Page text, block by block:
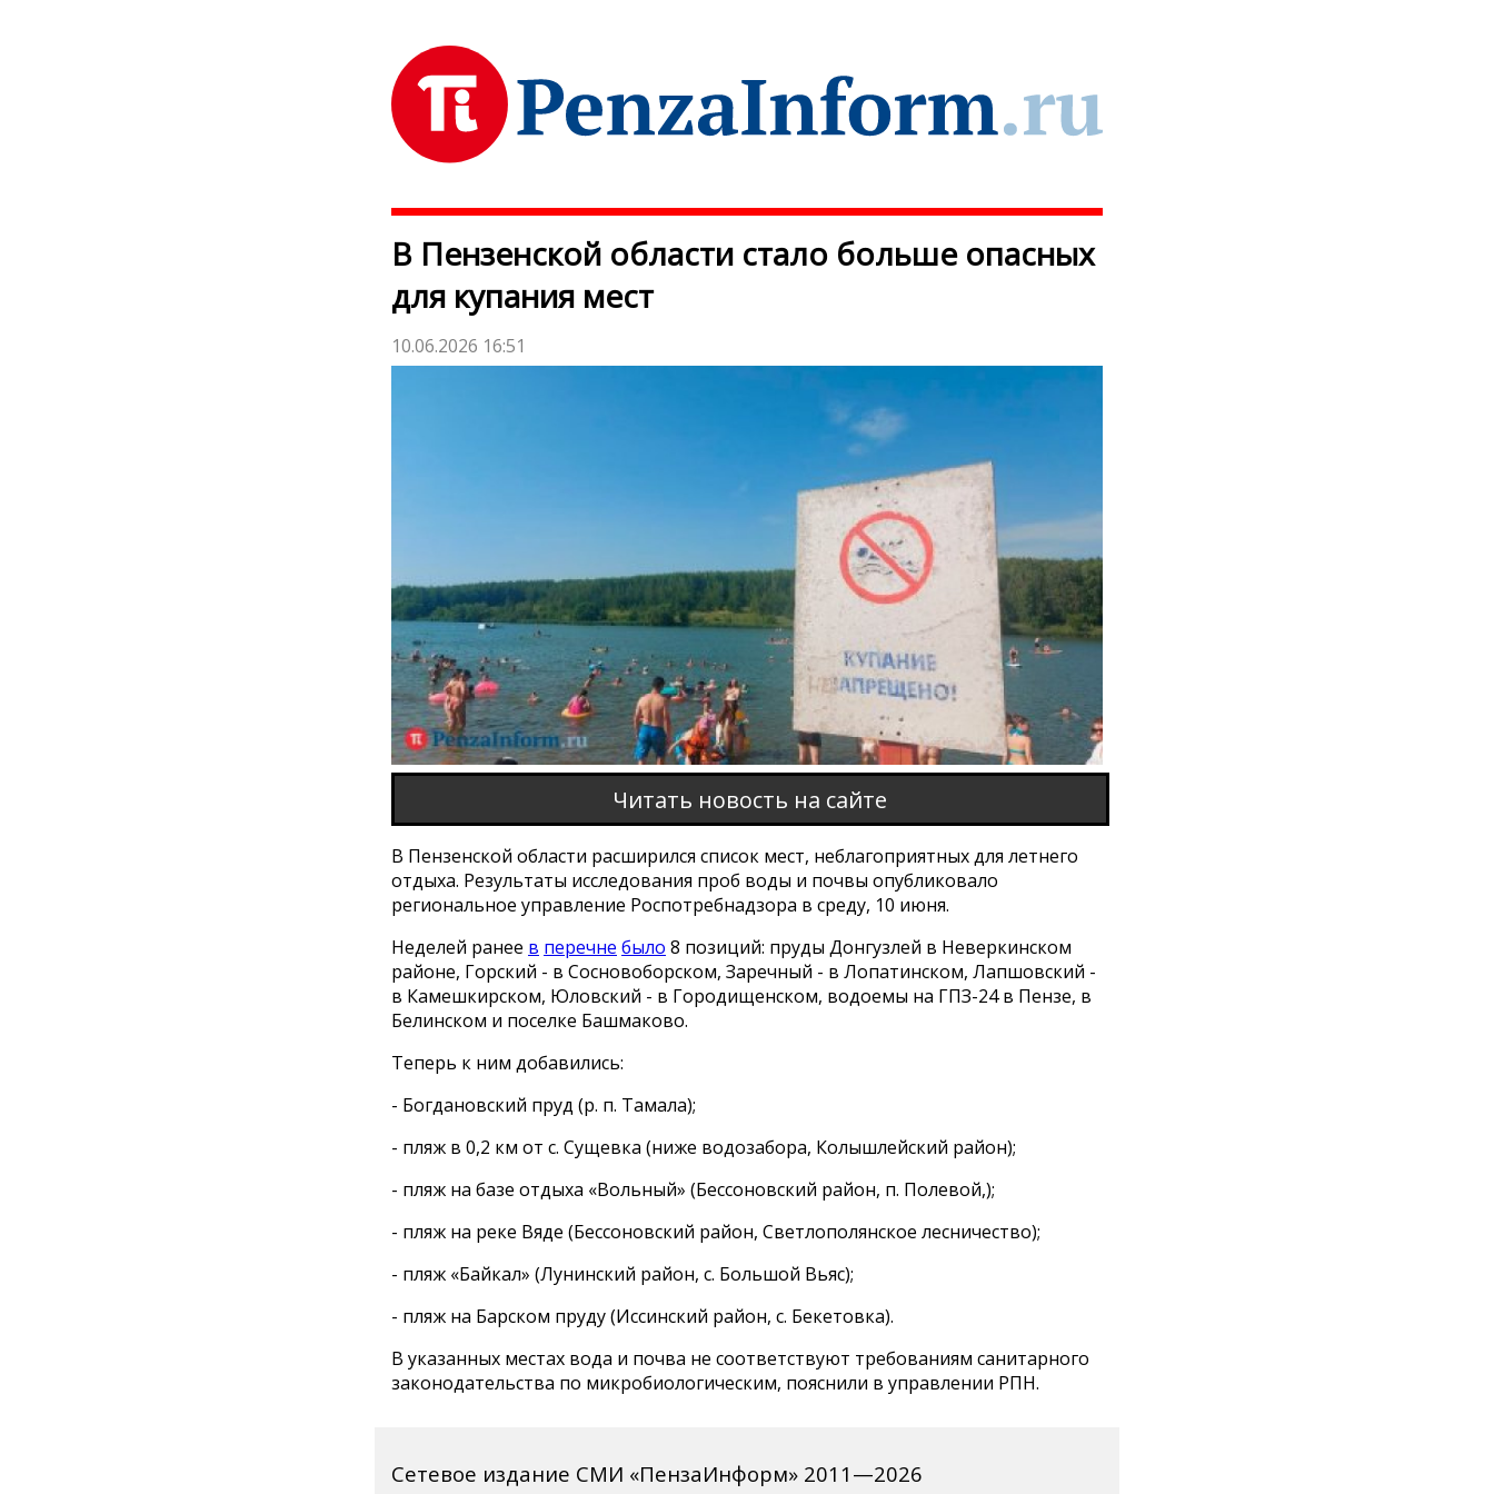
В Пензенской области стало больше опасных
для купания мест
10.06.2026 16:51
Читать новость на сайте
В Пензенской области расширился список мест, неблагоприятных для летнего
отдыха. Результаты исследования проб воды и почвы опубликовало
региональное управление Роспотребнадзора в среду, 10 июня.
Неделей ранее в перечне было 8 позиций: пруды Донгузлей в Неверкинском
районе, Горский - в Сосновоборском, Заречный - в Лопатинском, Лапшовский -
в Камешкирском, Юловский - в Городищенском, водоемы на ГПЗ-24 в Пензе, в
Белинском и поселке Башмаково.
Теперь к ним добавились:
- Богдановский пруд (р. п. Тамала);
- пляж в 0,2 км от с. Сущевка (ниже водозабора, Колышлейский район);
- пляж на базе отдыха «Вольный» (Бессоновский район, п. Полевой,);
- пляж на реке Вяде (Бессоновский район, Светлополянское лесничество);
- пляж «Байкал» (Лунинский район, с. Большой Вьяс);
- пляж на Барском пруду (Иссинский район, с. Бекетовка).
В указанных местах вода и почва не соответствуют требованиям санитарного
законодательства по микробиологическим, пояснили в управлении РПН.
Сетевое издание СМИ «ПензаИнформ» 2011—2026